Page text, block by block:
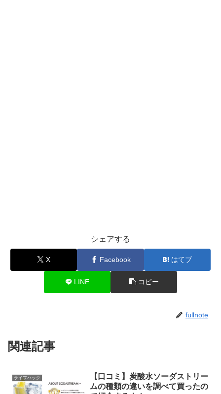
シェアする
X Facebook はてブ
LINE コピー
fullnote
関連記事
ライフハック
【口コミ】炭酸水ソーダストリー
ムの種類の違いを調べて買ったの